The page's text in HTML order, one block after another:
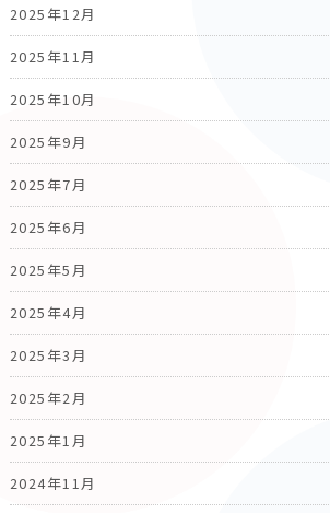
2025年12月
2025年11月
2025年10月
2025年9月
2025年7月
2025年6月
2025年5月
2025年4月
2025年3月
2025年2月
2025年1月
2024年11月